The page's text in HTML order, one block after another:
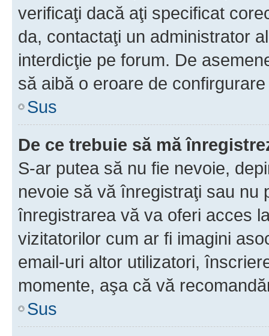
verificaţi dacă aţi specificat
da, contactaţi un administrator
interdicţie pe forum. De
să aibă o eroare de
Sus
De ce trebuie să mă
S-ar putea să nu fie nevoie,
nevoie să vă înregistraţi sau nu
înregistrarea vă va oferi acces
vizitatorilor cum ar fi imagini
email-uri altor utilizatori,
momente, aşa că vă
Sus